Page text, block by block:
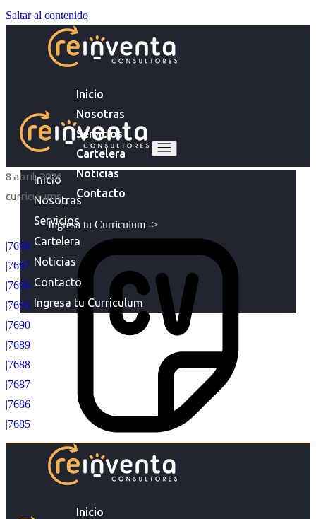
Saltar al contenido
Inicio
Nosotras
Servicios
Cartelera
Noticias
Contacto
Ingresa tu Curriculum ->
Inicio
Inicio
Nosotras
Servicios
Cartelera
Noticias
Contacto
Ingresa tu Curriculum
8 abril, 2026
curriculums
|7698
|7697
|7696
|7695
|7690
|7689
|7688
|7687
|7686
|7685